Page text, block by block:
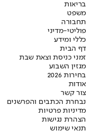
בריאות
משפט
תחבורה
פוליטי-מדיני
כללי ומידע
דף הבית
זמני כניסת וצאת שבת
מגזין השבוע
בחירות 2026
אודות
צור קשר
נבחרת הכתבים והפרשנים
מדיניות פרטיות
הצהרת נגישות
תנאי שימוש